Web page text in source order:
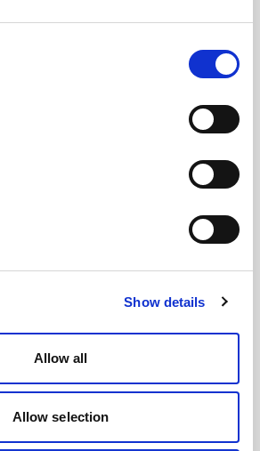
Show details
Allow all
Allow selection